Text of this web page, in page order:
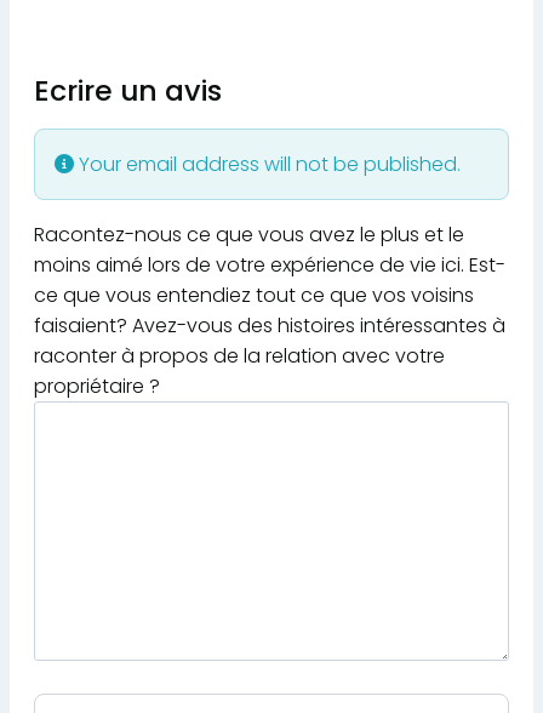
Ecrire un avis
Your email address will not be published.
Racontez-nous ce que vous avez le plus et le
moins aimé lors de votre expérience de vie ici. Est-
ce que vous entendiez tout ce que vos voisins
faisaient? Avez-vous des histoires intéressantes à
raconter à propos de la relation avec votre
propriétaire ?